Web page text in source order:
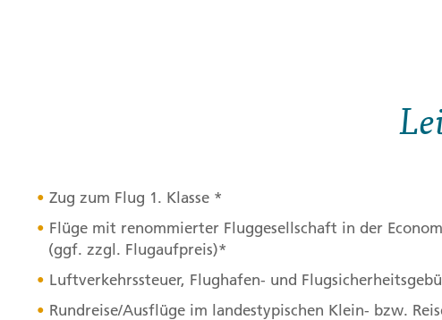
Zug zum Flug 1. Klasse *
Flüge mit renommierter Fluggesellschaft in der
(ggf. zzgl. Flugaufpreis)*
Luftverkehrssteuer, Flughafen- und
Rundreise/Ausflüge im landestypischen Klein- bzw.